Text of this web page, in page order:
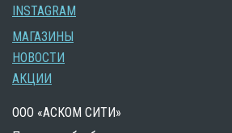
INSTAGRAM
МАГАЗИНЫ
НОВОСТИ
АКЦИИ
ООО «АСКОМ СИТИ»